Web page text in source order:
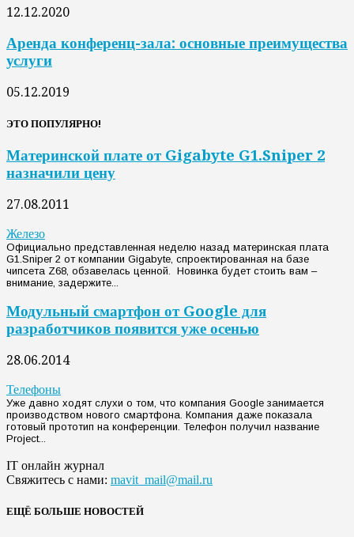
12.12.2020
Аренда конференц-зала: основные преимущества
услуги
05.12.2019
ЭТО ПОПУЛЯРНО!
Материнской плате от Gigabyte G1.Sniper 2
назначили цену
27.08.2011
Железо
Официально представленная неделю назад материнская плата
G1.Sniper 2 от компании Gigabyte, спроектированная на базе
чипсета Z68, обзавелась ценной. Новинка будет стоить вам –
внимание, задержите...
Модульный смартфон от Google для
разработчиков появится уже осенью
28.06.2014
Телефоны
Уже давно ходят слухи о том, что компания Google занимается
производством нового смартфона. Компания даже показала
готовый прототип на конференции. Телефон получил название
Project...
IT онлайн журнал
Свяжитесь с нами: mavit_mail@mail.ru
ЕЩЁ БОЛЬШЕ НОВОСТЕЙ